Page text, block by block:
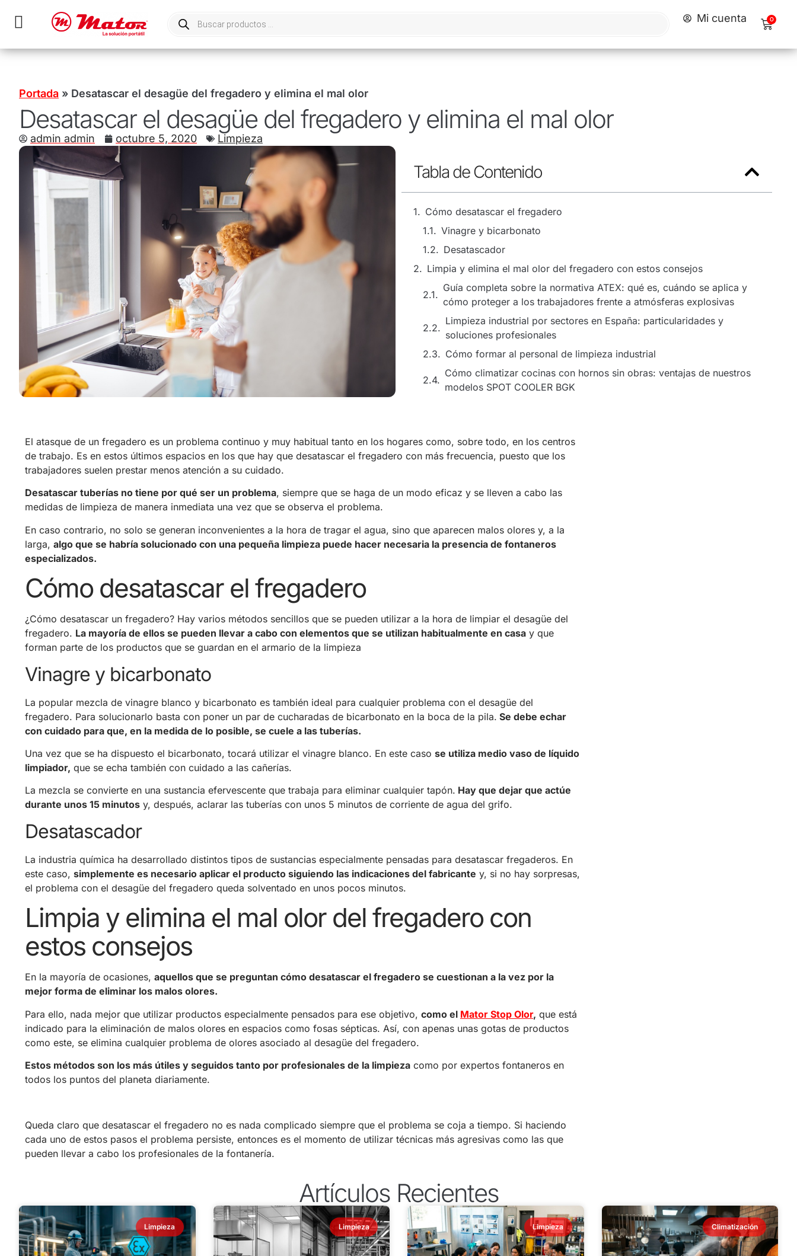
Mi cuenta 0
Portada » Desatascar el desagüe del fregadero y elimina el mal olor
Desatascar el desagüe del fregadero y elimina el mal olor
admin admin octubre 5, 2020 Limpieza
Tabla de Contenido
Cómo desatascar el fregadero
Vinagre y bicarbonato
Desatascador
Limpia y elimina el mal olor del fregadero con estos consejos
Guía completa sobre la normativa ATEX: qué es, cuándo se aplica y
cómo proteger a los trabajadores frente a atmósferas explosivas
Limpieza industrial por sectores en España: particularidades y
soluciones profesionales
Cómo formar al personal de limpieza industrial
Cómo climatizar cocinas con hornos sin obras: ventajas de nuestros
modelos SPOT COOLER BGK
El atasque de un fregadero es un problema continuo y muy habitual tanto en los hogares como, sobre todo, en los centros
de trabajo. Es en estos últimos espacios en los que hay que desatascar el fregadero con más frecuencia, puesto que los
trabajadores suelen prestar menos atención a su cuidado.
Desatascar tuberías no tiene por qué ser un problema, siempre que se haga de un modo eficaz y se lleven a cabo las
medidas de limpieza de manera inmediata una vez que se observa el problema.
En caso contrario, no solo se generan inconvenientes a la hora de tragar el agua, sino que aparecen malos olores y, a la
larga, algo que se habría solucionado con una pequeña limpieza puede hacer necesaria la presencia de fontaneros
especializados.
Cómo desatascar el fregadero
¿Cómo desatascar un fregadero? Hay varios métodos sencillos que se pueden utilizar a la hora de limpiar el desagüe del
fregadero. La mayoría de ellos se pueden llevar a cabo con elementos que se utilizan habitualmente en casa y que
forman parte de los productos que se guardan en el armario de la limpieza
Vinagre y bicarbonato
La popular mezcla de vinagre blanco y bicarbonato es también ideal para cualquier problema con el desagüe del
fregadero. Para solucionarlo basta con poner un par de cucharadas de bicarbonato en la boca de la pila. Se debe echar
con cuidado para que, en la medida de lo posible, se cuele a las tuberías.
Una vez que se ha dispuesto el bicarbonato, tocará utilizar el vinagre blanco. En este caso se utiliza medio vaso de líquido
limpiador, que se echa también con cuidado a las cañerías.
La mezcla se convierte en una sustancia efervescente que trabaja para eliminar cualquier tapón. Hay que dejar que actúe
durante unos 15 minutos y, después, aclarar las tuberías con unos 5 minutos de corriente de agua del grifo.
Desatascador
La industria química ha desarrollado distintos tipos de sustancias especialmente pensadas para desatascar fregaderos. En
este caso, simplemente es necesario aplicar el producto siguiendo las indicaciones del fabricante y, si no hay sorpresas,
el problema con el desagüe del fregadero queda solventado en unos pocos minutos.
Limpia y elimina el mal olor del fregadero con
estos consejos
En la mayoría de ocasiones, aquellos que se preguntan cómo desatascar el fregadero se cuestionan a la vez por la
mejor forma de eliminar los malos olores.
Para ello, nada mejor que utilizar productos especialmente pensados para ese objetivo, como el Mator Stop Olor, que está
indicado para la eliminación de malos olores en espacios como fosas sépticas. Así, con apenas unas gotas de productos
como este, se elimina cualquier problema de olores asociado al desagüe del fregadero.
Estos métodos son los más útiles y seguidos tanto por profesionales de la limpieza como por expertos fontaneros en
todos los puntos del planeta diariamente.
Queda claro que desatascar el fregadero no es nada complicado siempre que el problema se coja a tiempo. Si haciendo
cada uno de estos pasos el problema persiste, entonces es el momento de utilizar técnicas más agresivas como las que
pueden llevar a cabo los profesionales de la fontanería.
Artículos Recientes
Limpieza Limpieza Limpieza Climatización